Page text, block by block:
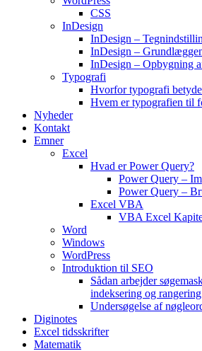
CSS
InDesign
InDesign –
InDesign –
InDesign – Opbygning
Typografi
Hvorfor typografi
Hvem er typografien til
Nyheder
Kontakt
Emner
Excel
Hvad er Power Query?
Power Query –
Power Query –
Excel VBA
VBA Excel
Word
Windows
WordPress
Introduktion til SEO
Sådan arbejder
indeksering og rangering
Undersøgelse af
Diginotes
Excel tidsskrifter
Matematik